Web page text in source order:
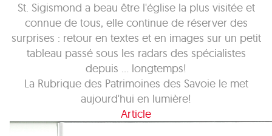
St. Sigismond a beau être l'église la plus visitée et
connue de tous, elle continue de réserver des
surprises : retour en textes et en images sur un petit
tableau passé sous les radars des spécialistes
depuis ... longtemps!
La Rubrique des Patrimoines des Savoie le met
aujourd'hui en lumière!
Article